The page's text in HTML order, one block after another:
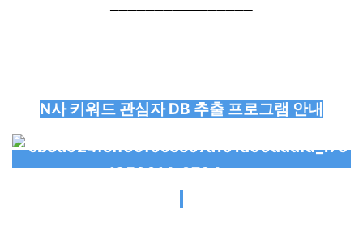
────────────────
N사 키워드 관심자 DB 추출 프로그램 안내